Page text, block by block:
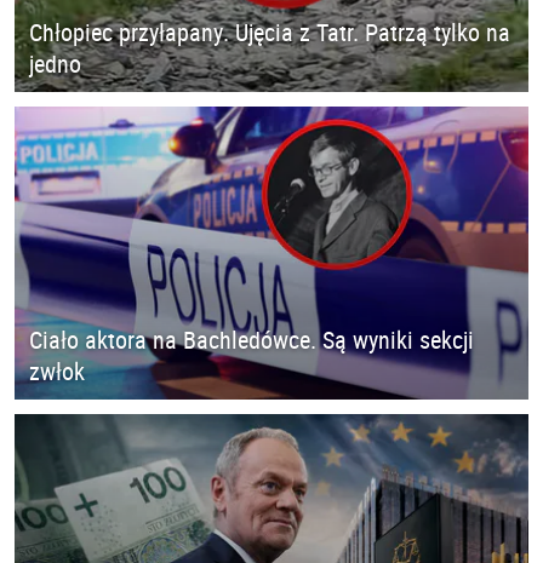
Chłopiec przyłapany. Ujęcia z Tatr. Patrzą tylko na
jedno
Ciało aktora na Bachledówce. Są wyniki sekcji
zwłok